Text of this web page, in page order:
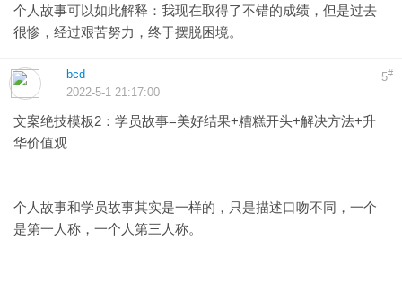
个人故事可以如此解释：我现在取得了不错的成绩，但是过去
很惨，经过艰苦努力，终于摆脱困境。
5#
bcd
2022-5-1 21:17:00
文案绝技模板2：学员故事=美好结果+糟糕开头+解决方法+升
华价值观
个人故事和学员故事其实是一样的，只是描述口吻不同，一个
是第一人称，一个人第三人称。